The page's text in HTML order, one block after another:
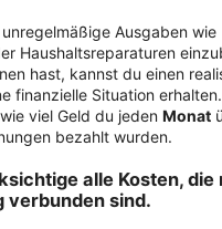
Ausgaben wie
Haushaltsreparaturen
hast, kannst du einen
finanzielle Situation
viel Geld du jeden Monat
bezahlt wurden.
alle Kosten, die
verbunden sind.